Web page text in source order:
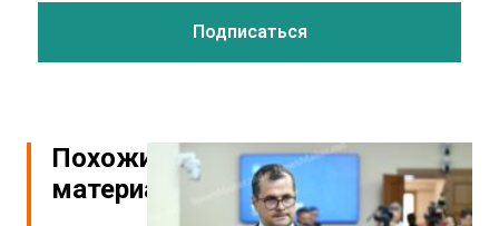
Похожие
материалы